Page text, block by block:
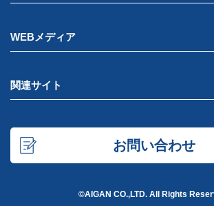
WEBメディア
関連サイト
お問い合わせ
©AIGAN CO.,LTD. All Rights